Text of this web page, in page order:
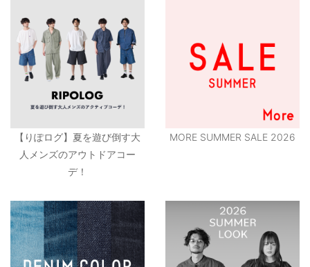
【りぽログ】夏を遊び倒す大
人メンズのアウトドアコー
デ！
MORE SUMMER SALE 2026